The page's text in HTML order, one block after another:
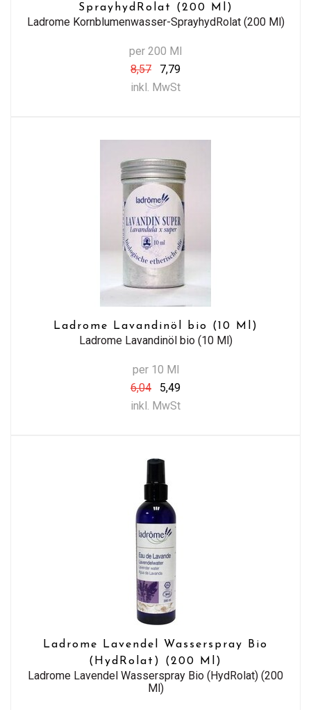
SprayhydRolat (200 Ml)
Ladrome Kornblumenwasser-SprayhydRolat (200 Ml)
per 200 Ml
8,57
7,79
inkl. MwSt
Ladrome Lavandinöl bio (10 Ml)
Ladrome Lavandinöl bio (10 Ml)
per 10 Ml
6,04
5,49
inkl. MwSt
Ladrome Lavendel Wasserspray Bio
(HydRolat) (200 Ml)
Ladrome Lavendel Wasserspray Bio (HydRolat) (200
Ml)